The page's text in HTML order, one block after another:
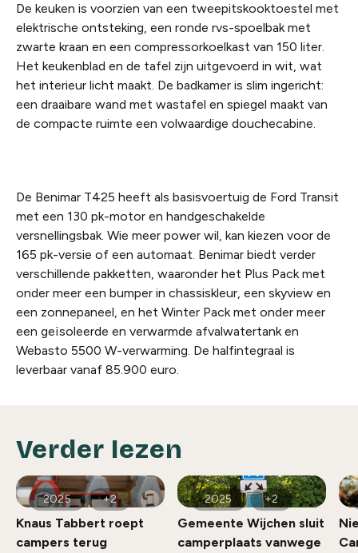
De keuken is voorzien van een tweepitskooktoestel met
elektrische ontsteking, een ronde rvs-spoelbak met
zwarte kraan en een compressorkoelkast van 150 liter.
Het keukenblad en de tafel zijn uitgevoerd in wit, wat
het interieur licht maakt. De badkamer is slim ingericht:
een draaibare wand met wastafel en spiegel maakt van
de compacte ruimte een volwaardige douchecabine.
De Benimar T425 heeft als basisvoertuig de Ford Transit
met een 130 pk-motor en handgeschakelde
versnellingsbak. Wie meer power wil, kan kiezen voor de
165 pk-versie of een automaat. Benimar biedt verder
verschillende pakketten, waaronder het Plus Pack met
onder meer een bumper in chassiskleur, een skyview en
een zonnepaneel, en het Winter Pack met onder meer
een geïsoleerde en verwarmde afvalwatertank en
Webasto 5500 W-verwarming. De halfintegraal is
leverbaar vanaf 85.900 euro.
Verder lezen
2025 +2
Knaus Tabbert roept
campers terug
2025 +2
Gemeente Wijchen sluit
camperplaats vanwege